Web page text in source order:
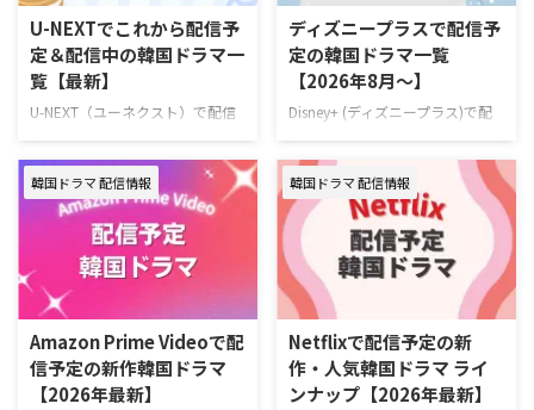
Leminoプレミアム Hulu U-NEXT
Prime Video※有料 Disney+
Netflix 『復讐代行人3～模範タク
シー～』を見るならLemino！
Leminoプレミアムは、新規の登
料期間中に解 …
ドル練習生として運命を変えよう
と奮闘するタイムスリップK-POP
ロマンスコメディ。 演出ハン・
グムビ 脚本チェ・ヨンス キャス
トQ（THE BOYZ）、ファン・ジ
（tripleS …
U-NEXTでこれから配信予
定＆配信中の韓国ドラマ一
覧【最新】
U-NEXT（ユーネクスト）で配信
一挙ご紹介！ さらに、最近配信
が始まった大注目の新作も合わせ
てお届け。（随時更新） ＞＞お
すすめの韓国ドラマ一覧はこちら
＞＞中国ドラマのU-NEXT配信予
定リストはこちら U-NEXT 最新エ
ピソードが毎週更新中の韓国ドラ
マ 韓国ドラマ『君へと続く僕の
ドリーム！』 10代の終わりに初
恋を経験した二人が15年ぶりに
再会し、夢と愛をともに追いかけ
ディズニープラスで配信予
定の韓国ドラマ一覧
【2026年8月～】
Disney+ (ディズニープラス)で配
ドキュメンタリーを一挙紹介！
（随時更新） ディズニープラスで
毎週最新エピソードが更新中の韓
国ドラマ 韓国ドラマ『夫婦の結
末』 7月4日（土）より独占配信
容疑者の疑いをかけられながら
も、妻を救うため孤独な闘いに身
を投じていく男のロマンティッ
ク・サスペンス。 作品名『夫婦
の結末』 演出キム・ジョンヒョ
ン 脚本チョン・ジェハ キャスト
韓国ドラマ 配信情報
Amazon Prime Videoで配
信予定の新作韓国ドラマ
【2026年最新】
韓国ドラマ 配信情報
Netflixで配信予定の新
作・人気韓国ドラマ ライ
ンナップ【2026年最新】